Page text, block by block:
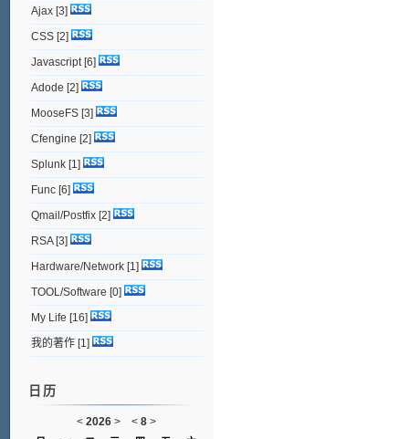
Ajax[3]
CSS[2]
Javascript[6]
Adode [2]
MooseFS[3]
Cfengine [2]
Splunk[1]
Func[6]
Qmail/Postfix[2]
RSA[3]
Hardware/Network[1]
TOOL/Software [0]
My Life [16]
我的著作[1]
日历
< 2026 > < 8 >